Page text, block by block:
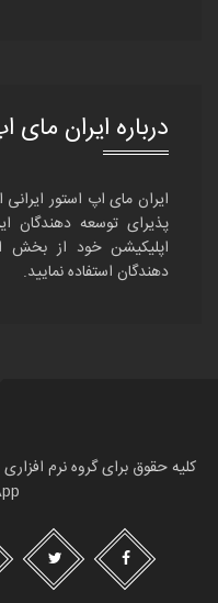
درباره ایران مای
ایران مای اپ استور
پذیرای توسعه دهندگان
اپلیکیشن خود از بخش
دهندگان استفاده نمایید.